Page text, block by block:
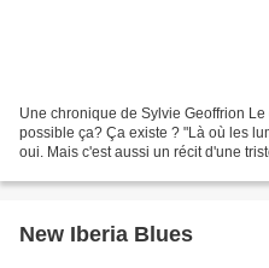
Une chronique de Sylvie Geoffrion
possible ça? Ça existe ? "Là où les
oui. Mais c'est aussi un récit d'une
New Iberia Blues